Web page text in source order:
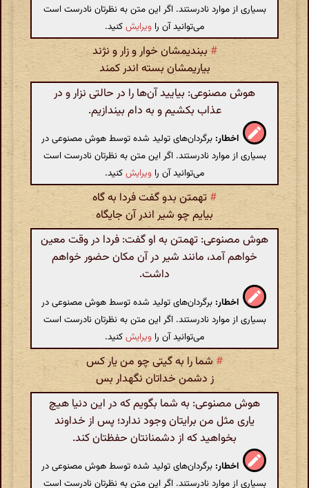
بسیاری از موارد نادرستند. اگر این متن به نظرتان نادرست است
می‌توانید آن را ویرایشکنید.
# ببندیمشان خوار و زار و نژند
بیاریمشان بسته اندر کمند
هوش مصنوعی: بیایید آن‌ها را در حالتی نزار و در
عذاب بکشیم و به دام بیندازیم.
اخطار: برگردان‌های تولید شده توسط هوش مصنوعی در
بسیاری از موارد نادرستند. اگر این متن به نظرتان نادرست است
می‌توانید آن را ویرایشکنید.
# تهمتن بدو گفت فردا به گاه
بیایم چو شیر اندر آن جایگاه
هوش مصنوعی: تهمتن به او گفت: فردا در وقت معین
خواهم آمد، مانند شیر در آن مکان حضور خواهم
داشت.
اخطار: برگردان‌های تولید شده توسط هوش مصنوعی در
بسیاری از موارد نادرستند. اگر این متن به نظرتان نادرست است
می‌توانید آن را ویرایشکنید.
# شما را به گیتی چو من یار کس
ز دشمن خداتان نگهدار بس
هوش مصنوعی: به شما بگویم که در این دنیا هیچ
یاری مثل من برایتان وجود ندارد؛ پس از خداوند
بخواهید که از دشمنانتان حفظتان کند.
اخطار: برگردان‌های تولید شده توسط هوش مصنوعی در
بسیاری از موارد نادرستند. اگر این متن به نظرتان نادرست است